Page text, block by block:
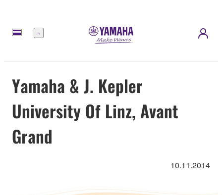
Menü
Yamaha & J. Kepler
University Of Linz, Avant
Grand
10.11.2014